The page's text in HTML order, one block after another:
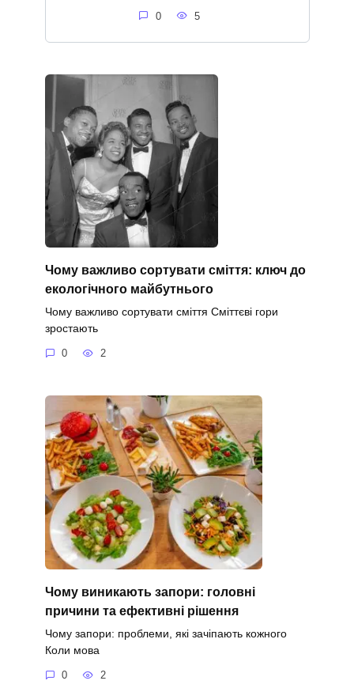
0 5
Чому важливо сортувати сміття: ключ до
екологічного майбутнього
Чому важливо сортувати сміття Сміттєві гори
зростають
0 2
Чому виникають запори: головні
причини та ефективні рішення
Чому запори: проблеми, які зачіпають кожного
Коли мова
0 2